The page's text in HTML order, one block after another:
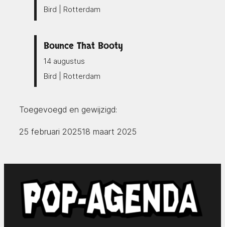
Bird | Rotterdam
Bounce That Booty
14 augustus
Bird | Rotterdam
Toegevoegd en gewijzigd:
25 februari 202518 maart 2025